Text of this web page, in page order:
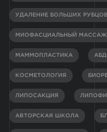
УДАЛЕНИЕ БОЛЬШИХ РУБЦОВ
МИОФАСЦИАЛЬНЫЙ МАССАЖ
МАММОПЛАСТИКА
КОСМЕТОЛОГИЯ
ЛИПОСАКЦИЯ
АВТОРСКАЯ ШКОЛА